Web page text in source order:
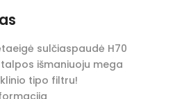
sulčiaspaudė H70
talpos išmaniuoju mega
tipo filtru!